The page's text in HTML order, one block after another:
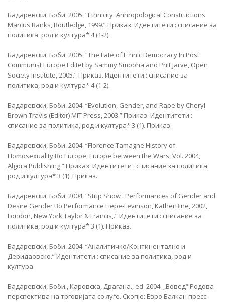
Бадаревски, Боби. 2005. “Ethnicity: Anhropological Constructions
Marcus Banks, Routledge, 1999.” Приказ. Идентитети : списание за
политика, род и култура* 4 (1-2).
Бадаревски, Боби. 2005. “The Fate of Ethnic Democracy In Post
Communist Europe Editet by Sammy Smooha and Priit Jarve, Open
Society Institute, 2005.” Приказ. Идентитети : списание за
политика, род и култура* 4 (1-2).
Бадаревски, Боби. 2004. “Evolution, Gender, and Rape by Cheryl
Brown Travis (Editor) MIT Press, 2003.” Приказ. Идентитети :
списание за политика, род и култура* 3 (1). Приказ.
Бадаревски, Боби. 2004. “Florence Tamagne History of
Homosexuality Во Europe, Europe between the Wars, Vol.,2004,
Algora Publishing.” Приказ. Идентитети : списание за политика,
род и култура* 3 (1). Приказ.
Бадаревски, Боби. 2004. “Strip Show : Performances of Gender and
Desire Gender Во Performance Liepe-Levinson, KatherВine, 2002,
London, New York Taylor & Francis,.” Идентитети : списание за
политика, род и култура* 3 (1). Приказ.
Бадаревски, Боби. 2004. “Аналитичко/Континентално и
Деридаовско.” Идентитети : списание за политика, род и
култура
Бадаревски, Боби., Каровска, Драгана., ed. 2004. „Вовед“ Родова
перспектива на трговијата со луѓе. Скопје: Евро Балкан пресс.